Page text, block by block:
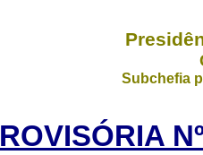
Subchefia